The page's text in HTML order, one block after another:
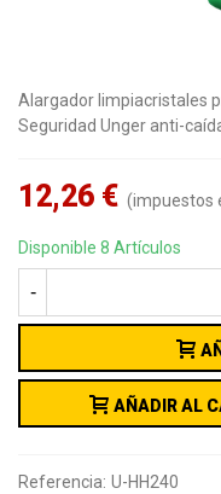
Alargador limpiacristales
Seguridad Unger anti-
12,26 € (impuestos
Disponible 8 Artículos
-
AÑADIR AL
Referencia: U-HH240